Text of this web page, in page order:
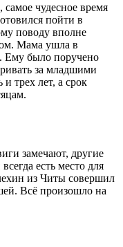
самое чудесное время
пойти в
поводу вполне
Мама ушла в
Ему было поручено
за младшими
трех лет, а срок
замечают, другие
есть место для
из Читы совершил
Всё произошло на